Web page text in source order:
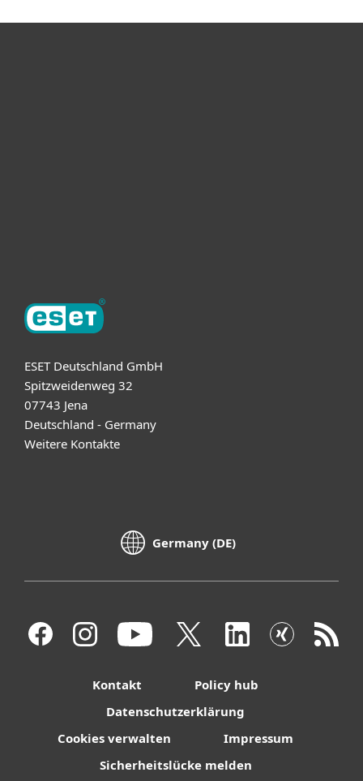
ESET Deutschland GmbH
Spitzweidenweg 32
07743 Jena
Deutschland - Germany
Weitere Kontakte
Germany (DE)
Kontakt
Policy hub
Datenschutzerklärung
Cookies verwalten
Impressum
Sicherheitslücke melden